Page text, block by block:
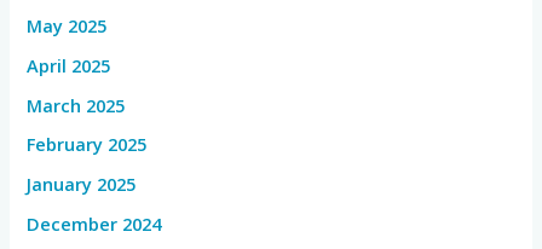
May 2025
April 2025
March 2025
February 2025
January 2025
December 2024